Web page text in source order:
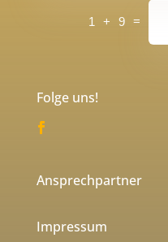
1 + 9 =
Alternative:
Folge uns!
Ansprechpartner
Impressum